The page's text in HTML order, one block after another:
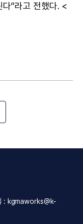
”라고 전했다. <
: kgmaworks@k-